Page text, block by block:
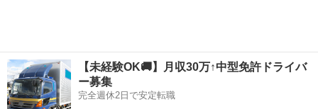
【未経験OK🚚】月収30万↑中型免許ドライバ
ー募集
完全週休2日で安定転職